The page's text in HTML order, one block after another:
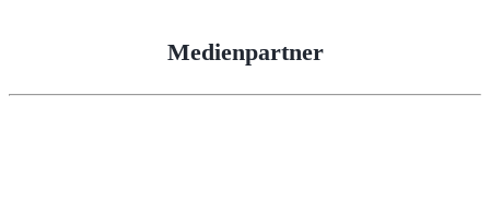
Medienpartner